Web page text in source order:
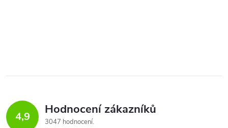
4,9 Hodnocení zákazníků
3047 hodnocení